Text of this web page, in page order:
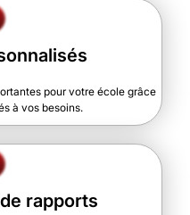
pour votre école grâce
à vos besoins.
rapports